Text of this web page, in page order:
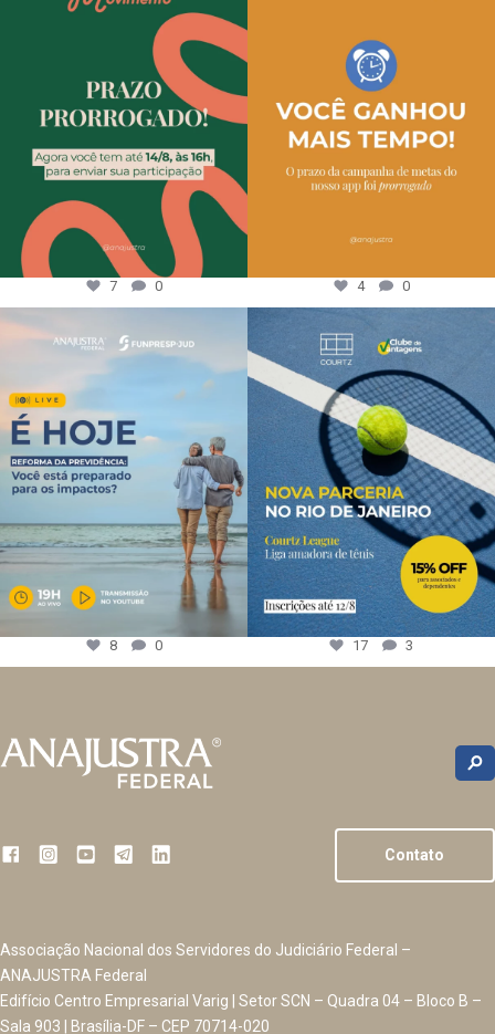
7 0 4 0
8 0 17 3
Contato
Associação Nacional dos Servidores do Judiciário Federal –
ANAJUSTRA Federal
Edifício Centro Empresarial Varig | Setor SCN – Quadra 04 – Bloco B –
Sala 903 | Brasília-DF – CEP 70714-020